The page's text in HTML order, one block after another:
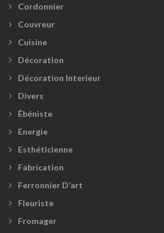
Cordonnier
Couvreur
Cuisine
Décoration
Décoration Interieur
Divers
Ébéniste
Energie
Esthéticienne
Fabrication
Ferronnier D’art
Fleuriste
Fromager